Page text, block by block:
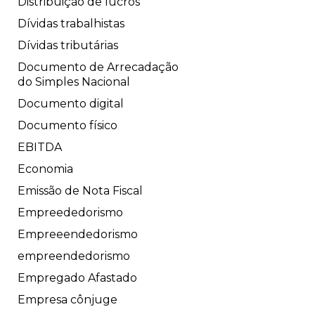
Dívidas trabalhistas
Dívidas tributárias
Documento de Arrecadação
do Simples Nacional
Documento digital
Documento físico
EBITDA
Economia
Emissão de Nota Fiscal
Empreededorismo
Empreeendedorismo
empreendedorismo
Empregado Afastado
Empresa cônjuge